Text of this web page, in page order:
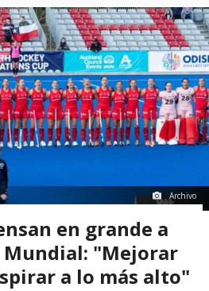
Archivo
en grande a
Mundial: "Mejorar
a lo más alto"